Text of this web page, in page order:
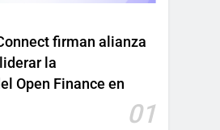
firman alianza
la
Open Finance en
01